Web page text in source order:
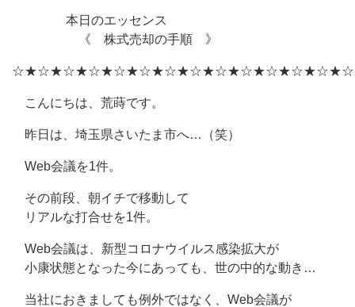
本日のエッセンス
《 株式売却の手順 》
こんにちは、荒蒔です。
昨日は、埼玉県さいたま市へ…（笑）
Web会議を1件。
その前段、朝イチで移動して
リアルな打合せを1件。
Web会議は、新型コロナウイルス感染拡大が
小康状態となった今にあっても、世の中的な動き…
当社におきましても例外ではなく、Web会議が